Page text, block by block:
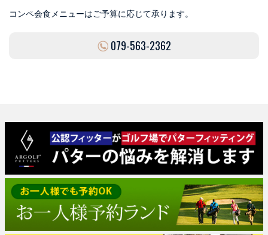
コンペ会食メニューはご予算に応じて承ります。
079-563-2362